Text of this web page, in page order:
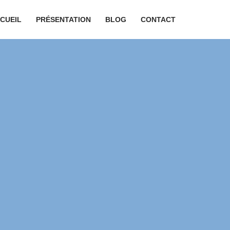
PRÉSENTATION BLOG CONTACT